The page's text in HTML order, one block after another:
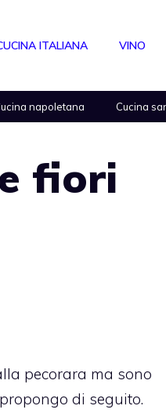
ITALIANA VINO
napoletana Cucina
fiori
pecorara ma sono
di seguito.